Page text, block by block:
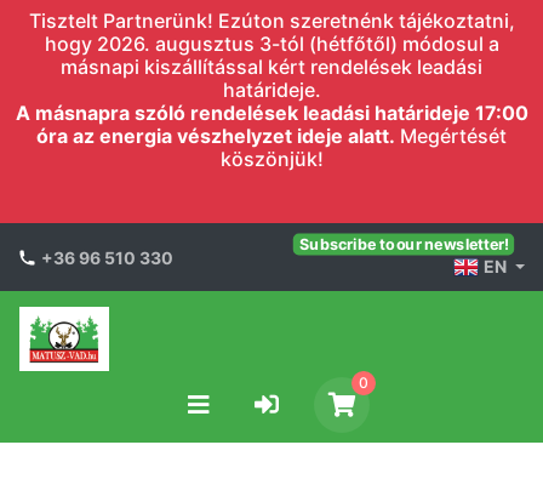
Tisztelt Partnerünk! Ezúton szeretnénk tájékoztatni,
hogy 2026. augusztus 3-tól (hétfőtől) módosul a
másnapi kiszállítással kért rendelések leadási
határideje.
A másnapra szóló rendelések leadási határideje 17:00
óra az energia vészhelyzet ideje alatt. Megértését
köszönjük!
+36 96 510 330
Subscribe to our newsletter!
EN
0